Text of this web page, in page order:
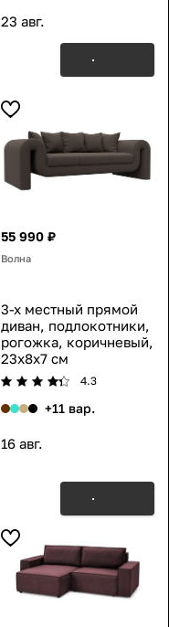
23 авг.
55 990 ₽
Волна
3-х местный прямой
диван, подлокотники,
рогожка, коричневый,
23x8x7 см
4.3
+11 вар.
16 авг.